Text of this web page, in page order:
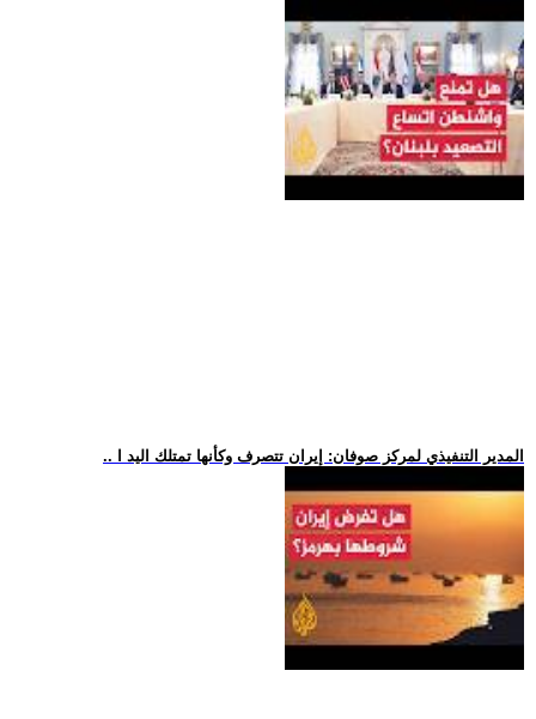
.. المدير التنفيذي لمركز صوفان: إيران تتصرف وكأنها تمتلك اليد ا